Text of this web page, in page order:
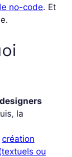
no-code. Et
designers
la
création
ou